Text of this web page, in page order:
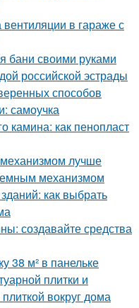
в гараже с
бани своими руками
российской эстрады
способов
самоучка
камина: как пенопласт
лучше
механизмом
как выбрать
создавайте средства
38 м² в панельке
плитки и
вокруг дома